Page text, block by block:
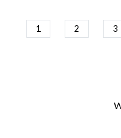
1 2 3